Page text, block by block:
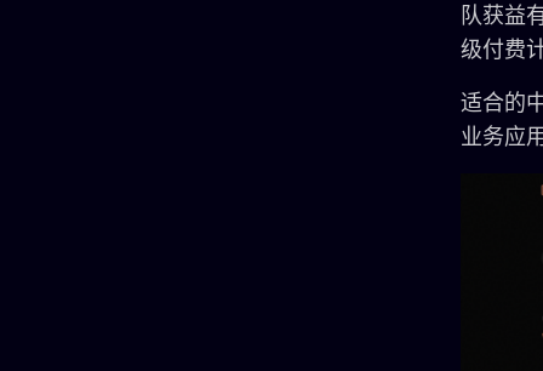
队获益
级付费
适合的
业务应